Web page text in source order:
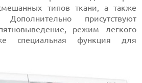
типов ткани, а также
присутствуют
режим легкого
специальная функция для